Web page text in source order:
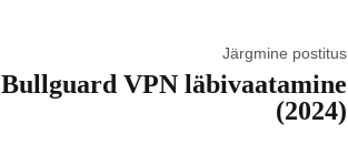
Järgmine postitus
Bullguard VPN läbivaatamine
(2024)